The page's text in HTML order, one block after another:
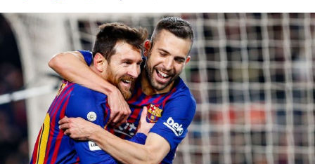
Art Jete
Kulturë
Showbiz
Ekonomi
Teknologji